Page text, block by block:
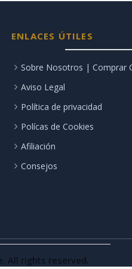
ENLACES ÚTILES
Sobre Nosotros | Comprar
Aviso Legal
Política de privacidad
Polícas de Cookies
Afiliación
Consejos
All rights reserved.